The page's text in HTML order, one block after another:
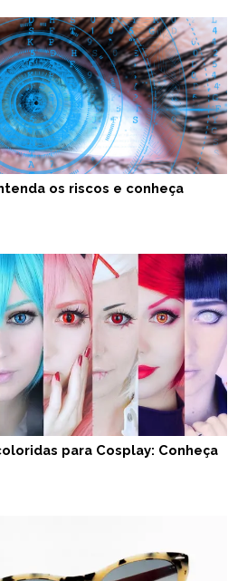
os riscos e conheça
para Cosplay: Conheça